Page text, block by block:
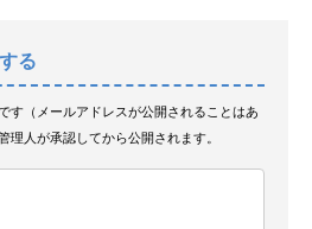
る
す（メールアドレスが公開されることはあ
理人が承認してから公開されます。